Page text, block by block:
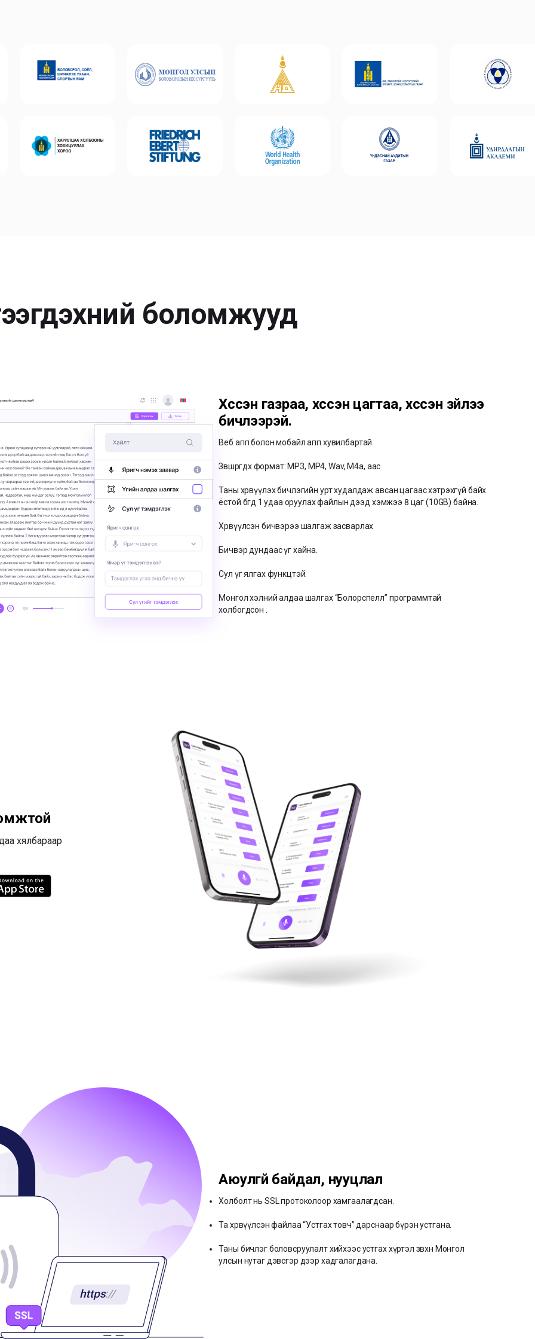
боломжууд
Хүссэн газраа, хүссэн цагтаа, хүссэн зүйлээ
бичүүлээрэй.
Веб апп болон мобайл апп хувилбартай.
Зөвшөөрөгдөх формат: МР3, MP4, Wav, M4a, aac
Таны хөрвүүлэх бичлэгийн урт худалдаж авсан цагаас хэтрэхгүй байх
ёстой бөгөөд 1 удаа оруулах файлын дээд хэмжээ 8 цаг (10GB) байна.
Хөрвүүлсэн бичвэрээ шалгаж засварлах
Бичвэр дундаас үг хайна.
Сул үг ялгах функцтэй.
Монгол хэлний алдаа шалгах “Болорспелл” программтай
холбогдсон .
хялбараар
Аюулгүй байдал, нууцлал
Холболт нь SSL протоколоор хамгаалагдсан.
Та хөрвүүлсэн файлаа “Устгах товч” дарснаар бүрэн устгана.
Таны бичлэг боловсруулалт хийхээс устгах хүртэл зөвхөн Монгол
улсын нутаг дэвсгэр дээр хадгалагдана.